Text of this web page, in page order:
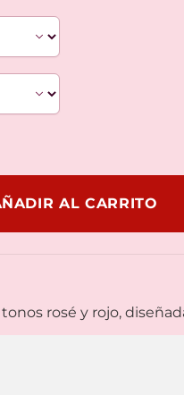
AL CARRITO
rosé y rojo,